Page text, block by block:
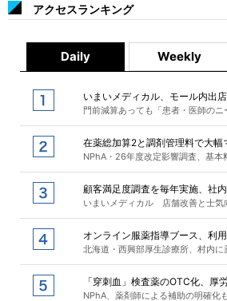
アクセスランキング
Daily Weekly
いまいメディカル、モール内出
門前減算あっても「患者・医師のニ
在薬総加算2と調剤管理料で大幅
NPhA・26年度改定影響調査、基本
顧客満足度調査を毎年実施、社
いまいメディカル 店舗改善と士気
オンライン服薬指導ブース、利
北海道・西興部厚生診療所、村内に
「穿刺血」検査薬のOTC化、厚
NPhA、薬剤師による補助の明確化